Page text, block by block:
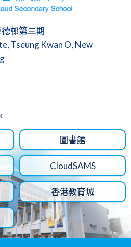
邨第三期
Tseung Kwan O, New
圖書館
CloudSAMS
香港教育城